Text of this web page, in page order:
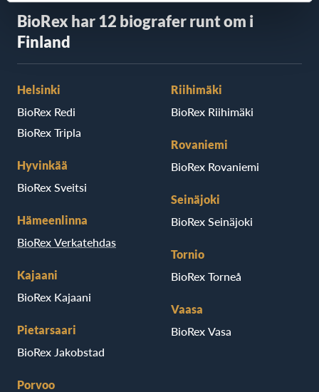
BioRex har 12 biografer runt om i
Finland
Helsinki
BioRex Redi
BioRex Tripla
Hyvinkää
BioRex Sveitsi
Hämeenlinna
BioRex Verkatehdas
Kajaani
BioRex Kajaani
Pietarsaari
BioRex Jakobstad
Porvoo
Riihimäki
BioRex Riihimäki
Rovaniemi
BioRex Rovaniemi
Seinäjoki
BioRex Seinäjoki
Tornio
BioRex Torneå
Vaasa
BioRex Vasa